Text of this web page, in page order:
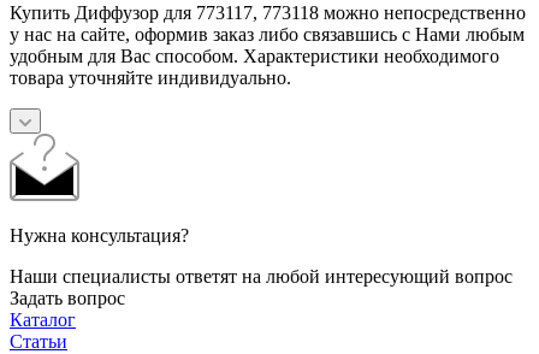
Купить Диффузор для 773117, 773118 можно непосредственно
у нас на сайте, оформив заказ либо связавшись с Нами любым
удобным для Вас способом. Характеристики необходимого
товара уточняйте индивидуально.
Нужна консультация?
Наши специалисты ответят на любой интересующий вопрос
Задать вопрос
Каталог
Статьи